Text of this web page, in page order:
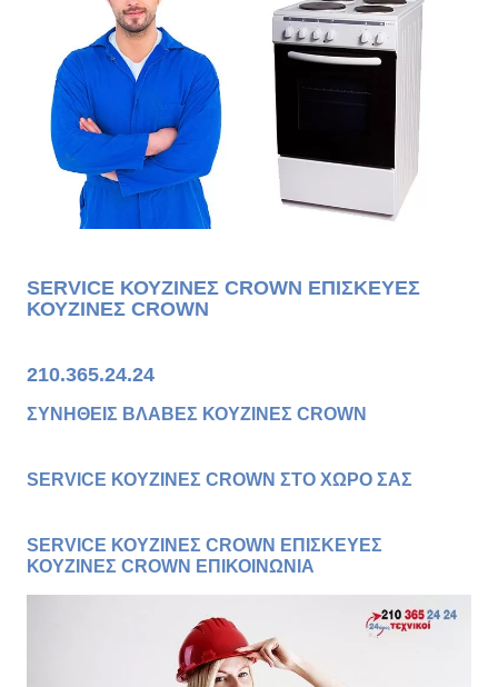
SERVICE ΚΟΥΖΙΝΕΣ CROWN ΕΠΙΣΚΕΥΕΣ
ΚΟΥΖΙΝΕΣ CROWN
210.365.24.24
ΣΥΝΗΘΕΙΣ ΒΛΑΒΕΣ ΚΟΥΖΙΝΕΣ CROWN
SERVICE ΚΟΥΖΙΝΕΣ CROWN ΣΤΟ ΧΩΡΟ ΣΑΣ
SERVICE ΚΟΥΖΙΝΕΣ CROWN ΕΠΙΣΚΕΥΕΣ
ΚΟΥΖΙΝΕΣ CROWN ΕΠΙΚΟΙΝΩΝΙΑ